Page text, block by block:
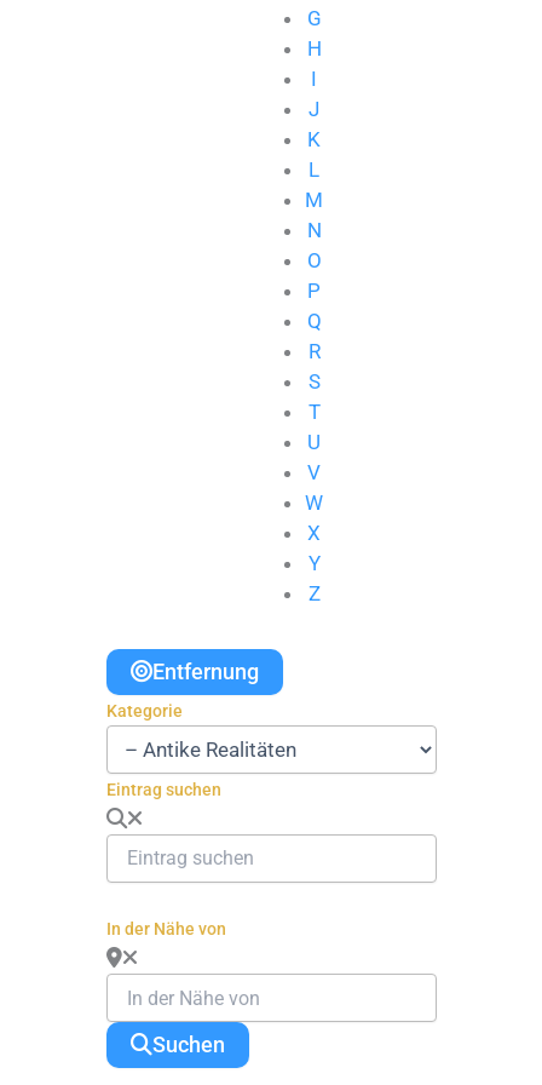
G
H
I
J
K
L
M
N
O
P
Q
R
S
T
U
V
W
X
Y
Z
Entfernung
Kategorie
Eintrag suchen
In der Nähe von
Suchen